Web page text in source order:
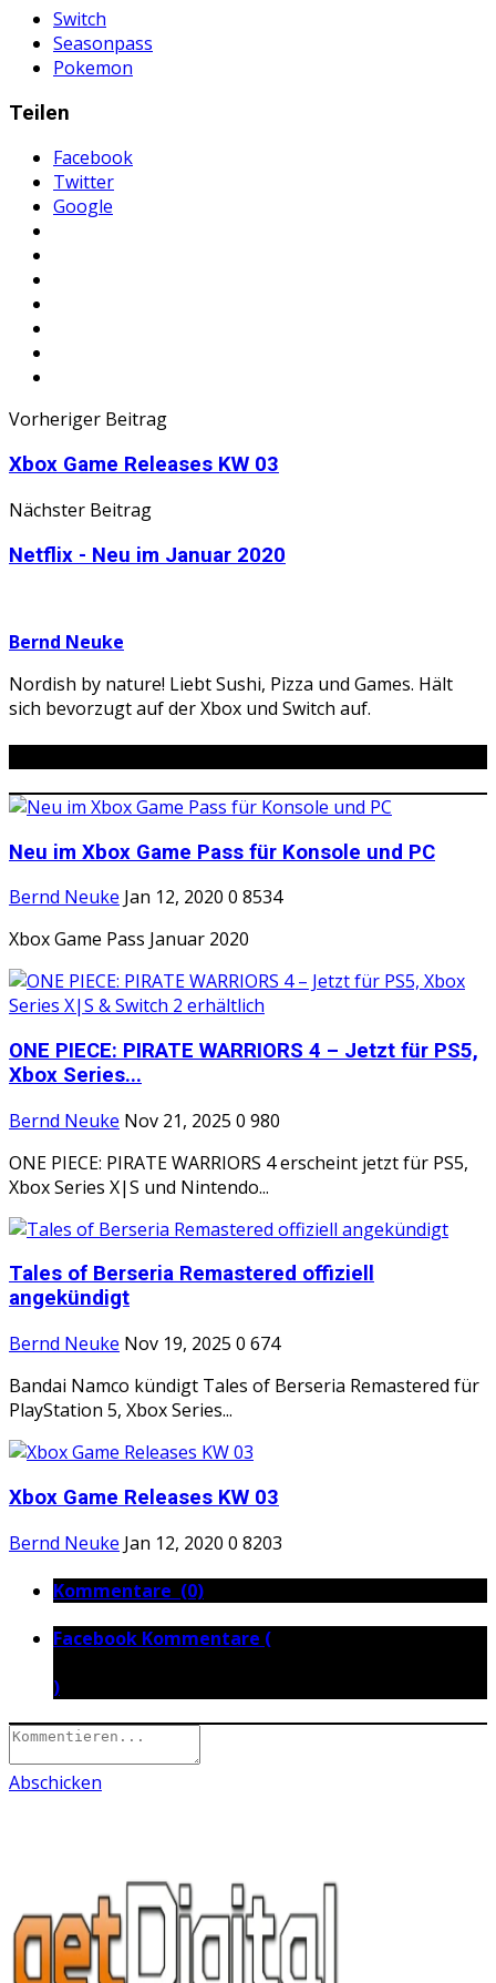
Switch
Seasonpass
Pokemon
Teilen
Facebook
Twitter
Google
Vorheriger Beitrag
Xbox Game Releases KW 03
Nächster Beitrag
Netflix - Neu im Januar 2020
Bernd Neuke
Nordish by nature! Liebt Sushi, Pizza und Games. Hält
sich bevorzugt auf der Xbox und Switch auf.
Neu im Xbox Game Pass für Konsole und PC
Bernd Neuke Jan 12, 2020 0 8534
Xbox Game Pass Januar 2020
ONE PIECE: PIRATE WARRIORS 4 – Jetzt für PS5,
Xbox Series...
Bernd Neuke Nov 21, 2025 0 980
ONE PIECE: PIRATE WARRIORS 4 erscheint jetzt für PS5,
Xbox Series X|S und Nintendo...
Tales of Berseria Remastered offiziell
angekündigt
Bernd Neuke Nov 19, 2025 0 674
Bandai Namco kündigt Tales of Berseria Remastered für
PlayStation 5, Xbox Series...
Xbox Game Releases KW 03
Bernd Neuke Jan 12, 2020 0 8203
Kommentare (0)
Facebook Kommentare (
)
Abschicken